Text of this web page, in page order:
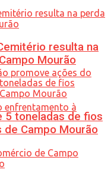
resulta na
Mourão
5 toneladas de fios
Campo Mourão